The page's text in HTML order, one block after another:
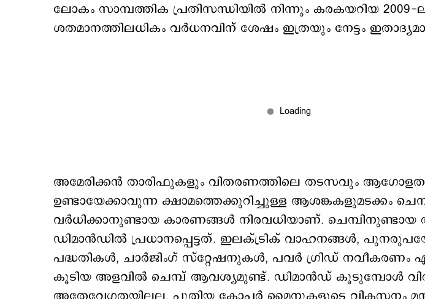
ലോകം സാമ്പത്തിക പ്രതിസന്ധിയിൽ നിന്നും കരകയറിയ 2009-
ശതമാനത്തിലധികം വർധനവിന് ശേഷം ഇത്രയും നേട്ടം
അമേരിക്കൻ താരിഫുകളും വിതരണത്തിലെ തടസവും
ഉണ്ടായേക്കാവുന്ന ക്ഷാമത്തെക്കുറിച്ചുള്ള ആശങ്കകളുമടക്കം
വര്‍ധിക്കാനുണ്ടായ കാരണങ്ങള്‍ നിരവധിയാണ്.
ഡിമാന്‍ഡില്‍ പ്രധാനപ്പെട്ടത്. ഇലക്ട്രിക് വാഹനങ്ങൾ,
പദ്ധതികൾ, ചാർജിംഗ് സ്റ്റേഷനുകൾ, പവർ ഗ്രിഡ് നവീകരണം
കൂടിയ അളവിൽ ചെമ്പ് ആവശ്യമുണ്ട്. ഡിമാന്‍ഡ് കൂടുമ്പോള്‍